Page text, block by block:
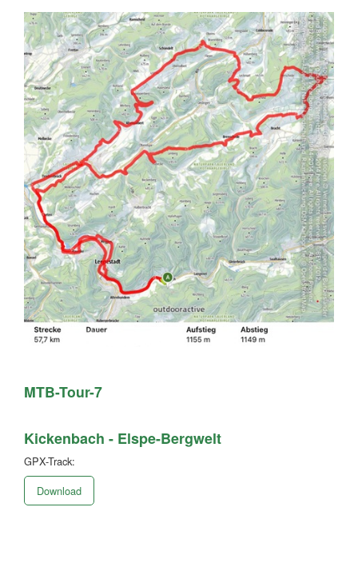
MTB-Tour-7
Kickenbach - Elspe-Bergwelt
GPX-Track:
Download